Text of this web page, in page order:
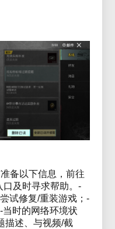
备以下信息，前往
口及时寻求帮助。-
试修复/重装游戏；-
时的网络环境状
描述、与视频/截